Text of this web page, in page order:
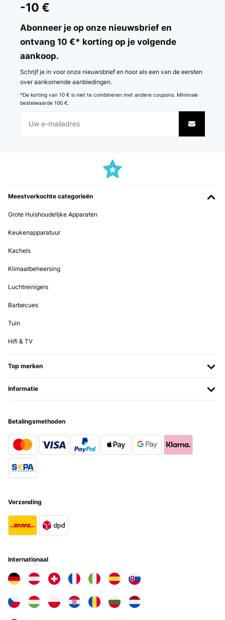
-10 €
Abonneer je op onze nieuwsbrief en
ontvang 10 €* korting op je volgende
aankoop.
Schrijf je in voor onze nieuwsbrief en hoor als een van de eersten
over aankomende aanbiedingen.
*De korting van 10 € is niet te combineren met andere coupons. Minimale
bestelwaarde 100 €.
Meestverkochte categorieën
Grote Huishoudelijke Apparaten
Keukenapparatuur
Kachels
Klimaatbeheersing
Luchtreinigers
Barbecues
Tuin
Hifi & TV
Top merken
Informatie
Betalingsmethoden
Verzending
Internationaal